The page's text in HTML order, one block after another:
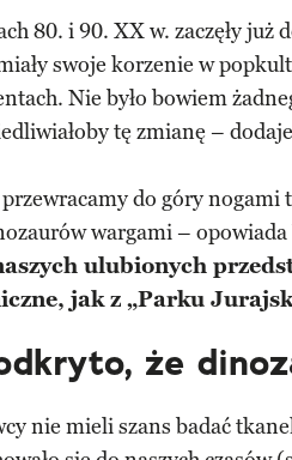
80. i 90. XX w. zaczęły już
swoje korzenie w
Nie było bowiem
tę zmianę –
do góry
wargami –
ulubionych
jak z „Parku
że
nie mieli szans badać